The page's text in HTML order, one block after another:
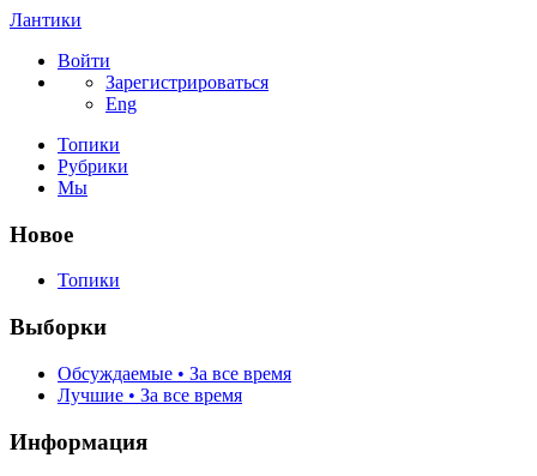
Лантики
Войти
Зарегистрироваться
Eng
Топики
Рубрики
Мы
Новое
Топики
Выборки
Обсуждаемые • За все время
Лучшие • За все время
Информация